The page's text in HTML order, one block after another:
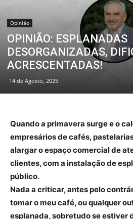
Opinião
OPINIÃO: ESPLANADAS
DESORGANIZADAS,
ACRESCENTADAS!
14 de Agosto, 2025
Quando a primavera surge e o
empresários de cafés,
alargar o espaço comercial de
clientes, com a instalação de
público.
Nada a criticar, antes pelo
tomar o meu café, ou qualquer
esplanada, sobretudo se estiver